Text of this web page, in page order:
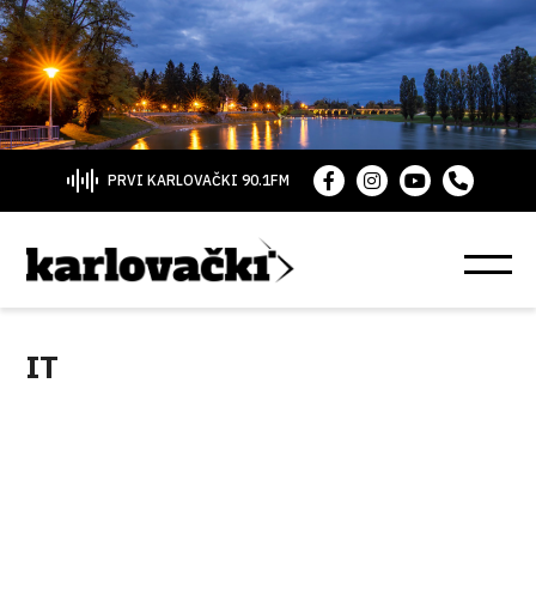
PRVI KARLOVAČKI 90.1FM
IT